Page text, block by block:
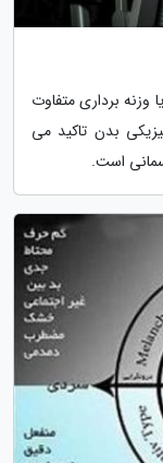
وزنه برداری متفاوت
بدن تاکید می
است.